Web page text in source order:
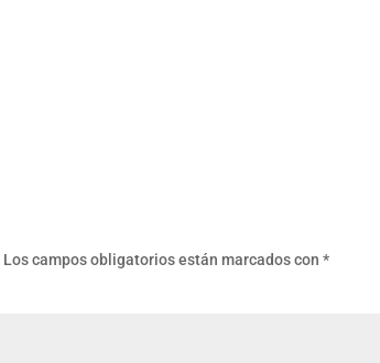
Los campos obligatorios están marcados con *